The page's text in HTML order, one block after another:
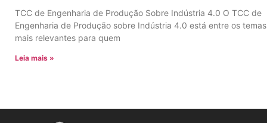
TCC de Engenharia de Produção Sobre Indústria 4.0 O TCC de
Engenharia de Produção sobre Indústria 4.0 está entre os temas
mais relevantes para quem
Leia mais »